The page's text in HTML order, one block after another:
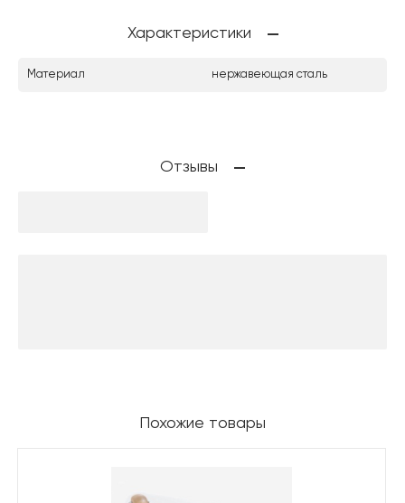
Характеристики
Материал нержавеющая сталь
Отзывы
Похожие товары